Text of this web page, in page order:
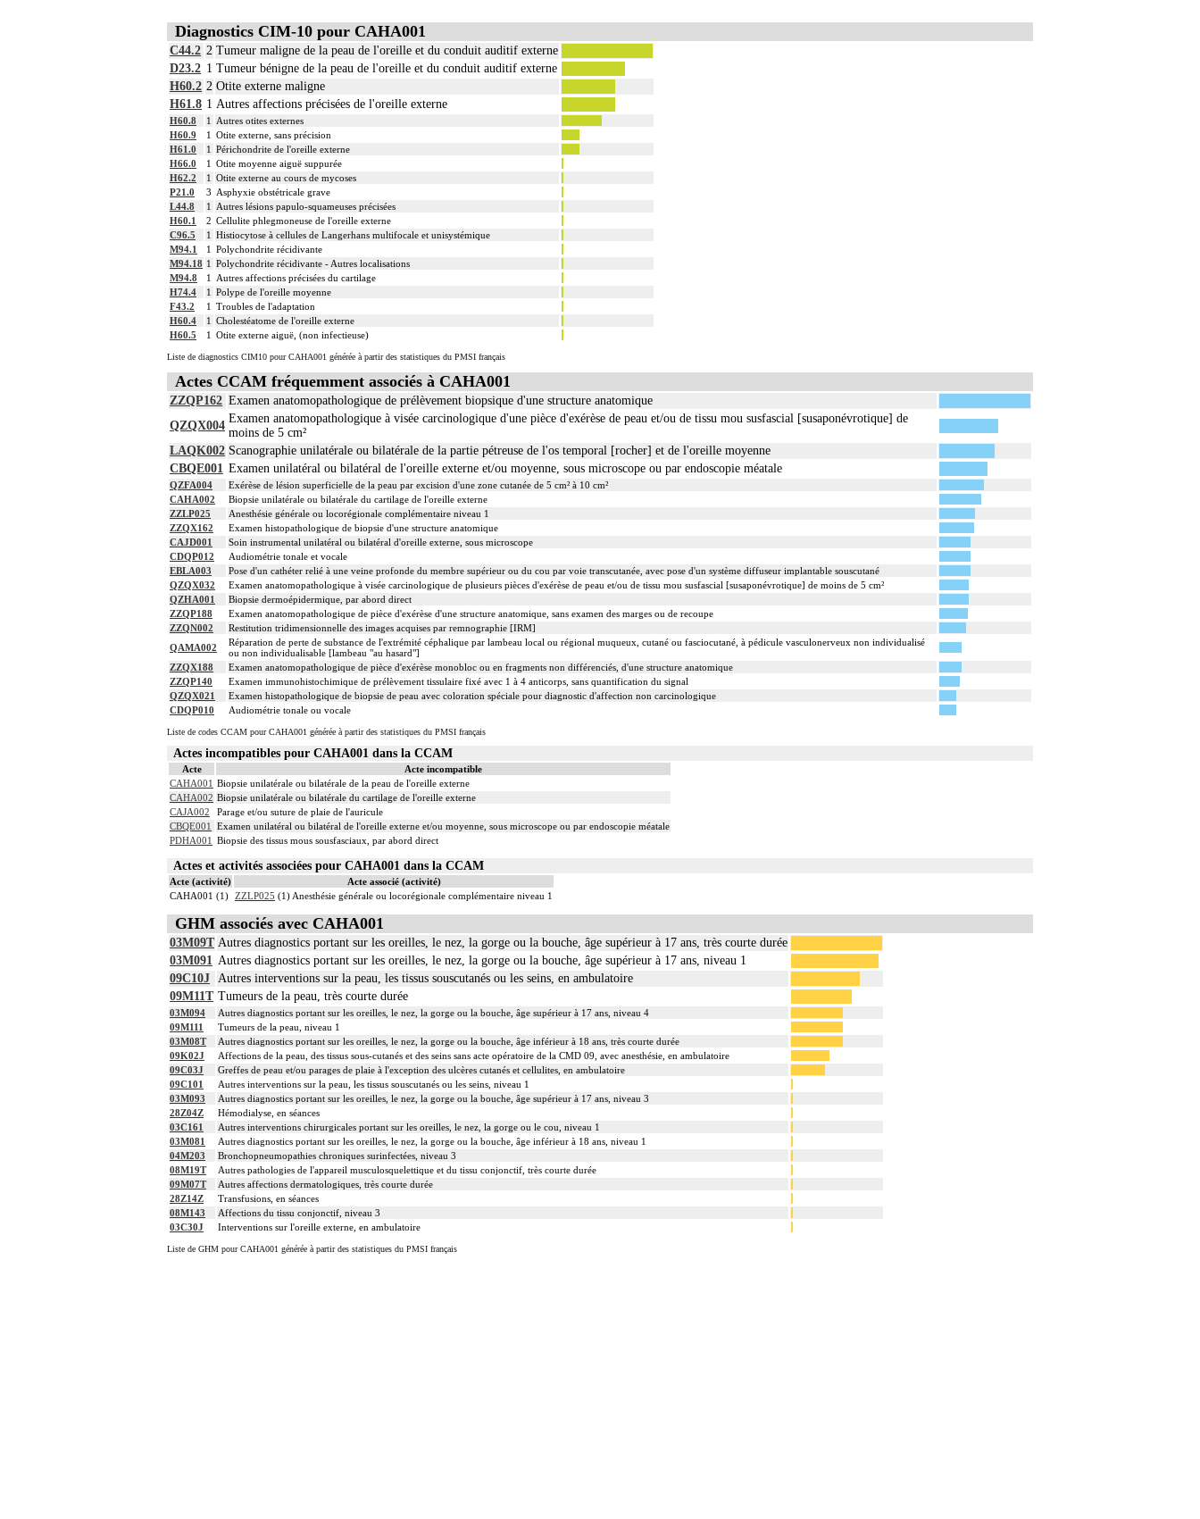
Diagnostics CIM-10 pour CAHA001
C44.2 2 Tumeur maligne de la peau de l'oreille et du conduit auditif externe
D23.2 1 Tumeur bénigne de la peau de l'oreille et du conduit auditif externe
H60.2 2 Otite externe maligne
H61.8 1 Autres affections précisées de l'oreille externe
H60.8 1
Autres otites externes
H60.9
1 Otite externe, sans précision
H61.0
1 Périchondrite de l'oreille externe
H66.0
1 Otite moyenne aiguë suppurée
H62.2
1 Otite externe au cours de mycoses
P21.0
3 Asphyxie obstétricale grave
L44.8
1
Autres lésions papulo-squameuses précisées
H60.1
2 Cellulite phlegmoneuse de l'oreille externe
C96.5
1 Histiocytose à cellules de Langerhans multifocale et unisystémique
M94.1
1 Polychondrite récidivante
M94.18 1 Polychondrite récidivante - Autres localisations
M94.8
1
Autres affections précisées du cartilage
H74.4
1 Polype de l'oreille moyenne
F43.2
1 Troubles de l'adaptation
H60.4
1 Cholestéatome de l'oreille externe
H60.5
1 Otite externe aiguë, (non infectieuse)
Liste de diagnostics CIM10 pour CAHA001 générée à partir des statistiques du PMSI français
Actes CCAM fréquemment associés à CAHA001
ZZQP162 Examen anatomopathologique de prélèvement biopsique d'une structure anatomique
QZQX004
Examen anatomopathologique à visée carcinologique d'une pièce d'exérèse de peau et/ou de tissu mou susfascial [susaponévrotique] de
moins de 5 cm²
LAQK002 Scanographie unilatérale ou bilatérale de la partie pétreuse de l'os temporal [rocher] et de l'oreille moyenne
CBQE001 Examen unilatéral ou bilatéral de l'oreille externe et/ou moyenne, sous microscope ou par endoscopie méatale
QZFA004
Exérèse de lésion superficielle de la peau par excision d'une zone cutanée de 5 cm² à 10 cm²
CAHA002
Biopsie unilatérale ou bilatérale du cartilage de l'oreille externe
ZZLP025
Anesthésie générale ou locorégionale complémentaire niveau 1
ZZQX162
Examen histopathologique de biopsie d'une structure anatomique
CAJD001
Soin instrumental unilatéral ou bilatéral d'oreille externe, sous microscope
CDQP012
Audiométrie tonale et vocale
EBLA003
Pose d'un cathéter relié à une veine profonde du membre supérieur ou du cou par voie transcutanée, avec pose d'un système diffuseur implantable souscutané
QZQX032
Examen anatomopathologique à visée carcinologique de plusieurs pièces d'exérèse de peau et/ou de tissu mou susfascial [susaponévrotique] de moins de 5 cm²
QZHA001
Biopsie dermoépidermique, par abord direct
ZZQP188
Examen anatomopathologique de pièce d'exérèse d'une structure anatomique, sans examen des marges ou de recoupe
ZZQN002
Restitution tridimensionnelle des images acquises par remnographie [IRM]
QAMA002
Réparation de perte de substance de l'extrémité céphalique par lambeau local ou régional muqueux, cutané ou fasciocutané, à pédicule vasculonerveux non individualisé
ou non individualisable [lambeau "au hasard"]
ZZQX188
Examen anatomopathologique de pièce d'exérèse monobloc ou en fragments non différenciés, d'une structure anatomique
ZZQP140
Examen immunohistochimique de prélèvement tissulaire fixé avec 1 à 4 anticorps, sans quantification du signal
QZQX021
Examen histopathologique de biopsie de peau avec coloration spéciale pour diagnostic d'affection non carcinologique
CDQP010
Audiométrie tonale ou vocale
Liste de codes CCAM pour CAHA001 générée à partir des statistiques du PMSI français
Actes incompatibles pour CAHA001 dans la CCAM
Acte
Acte incompatible
CAHA001 Biopsie unilatérale ou bilatérale de la peau de l'oreille externe
CAHA002 Biopsie unilatérale ou bilatérale du cartilage de l'oreille externe
CAJA002
Parage et/ou suture de plaie de l'auricule
CBQE001 Examen unilatéral ou bilatéral de l'oreille externe et/ou moyenne, sous microscope ou par endoscopie méatale
PDHA001 Biopsie des tissus mous sousfasciaux, par abord direct
Actes et activités associées pour CAHA001 dans la CCAM
Acte (activité)
Acte associé (activité)
CAHA001 (1) ZZLP025 (1) Anesthésie générale ou locorégionale complémentaire niveau 1
GHM associés avec CAHA001
03M09T Autres diagnostics portant sur les oreilles, le nez, la gorge ou la bouche, âge supérieur à 17 ans, très courte durée
03M091 Autres diagnostics portant sur les oreilles, le nez, la gorge ou la bouche, âge supérieur à 17 ans, niveau 1
09C10J Autres interventions sur la peau, les tissus souscutanés ou les seins, en ambulatoire
09M11T Tumeurs de la peau, très courte durée
03M094
Autres diagnostics portant sur les oreilles, le nez, la gorge ou la bouche, âge supérieur à 17 ans, niveau 4
09M111
Tumeurs de la peau, niveau 1
03M08T
Autres diagnostics portant sur les oreilles, le nez, la gorge ou la bouche, âge inférieur à 18 ans, très courte durée
09K02J
Affections de la peau, des tissus sous-cutanés et des seins sans acte opératoire de la CMD 09, avec anesthésie, en ambulatoire
09C03J
Greffes de peau et/ou parages de plaie à l'exception des ulcères cutanés et cellulites, en ambulatoire
09C101
Autres interventions sur la peau, les tissus souscutanés ou les seins, niveau 1
03M093
Autres diagnostics portant sur les oreilles, le nez, la gorge ou la bouche, âge supérieur à 17 ans, niveau 3
28Z04Z
Hémodialyse, en séances
03C161
Autres interventions chirurgicales portant sur les oreilles, le nez, la gorge ou le cou, niveau 1
03M081
Autres diagnostics portant sur les oreilles, le nez, la gorge ou la bouche, âge inférieur à 18 ans, niveau 1
04M203
Bronchopneumopathies chroniques surinfectées, niveau 3
08M19T
Autres pathologies de l'appareil musculosquelettique et du tissu conjonctif, très courte durée
09M07T
Autres affections dermatologiques, très courte durée
28Z14Z
Transfusions, en séances
08M143
Affections du tissu conjonctif, niveau 3
03C30J
Interventions sur l'oreille externe, en ambulatoire
Liste de GHM pour CAHA001 générée à partir des statistiques du PMSI français